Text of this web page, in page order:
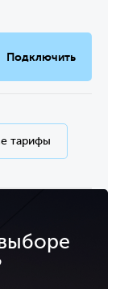
Подключить
тарифы